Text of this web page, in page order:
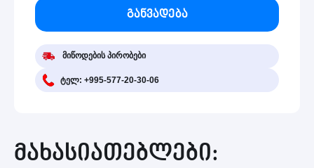
განვადება
მიწოდების პირობები
ტელ: +995-577-20-30-06
მახასიათებლები: